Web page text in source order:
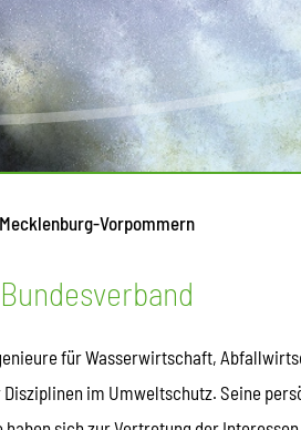
Vorpommern
für Wasserwirtschaft,
im Umweltschutz. Seine